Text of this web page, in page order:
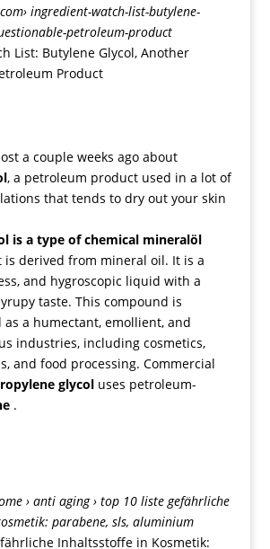
› ingredient-watch-list-butylene-
petroleum-product
List: Butylene Glycol, Another
Product
a couple weeks ago about
, a petroleum product used in a lot of
that tends to dry out your skin
is a type of chemical mineralöl
is derived from mineral oil. It is a
and hygroscopic liquid with a
taste. This compound is
as a humectant, emollient, and
industries, including cosmetics,
and food processing. Commercial
glycoluses petroleum-
.
› anti aging › top 10 liste gefährliche
parabene, sls, aluminium
Inhaltsstoffe in Kosmetik: